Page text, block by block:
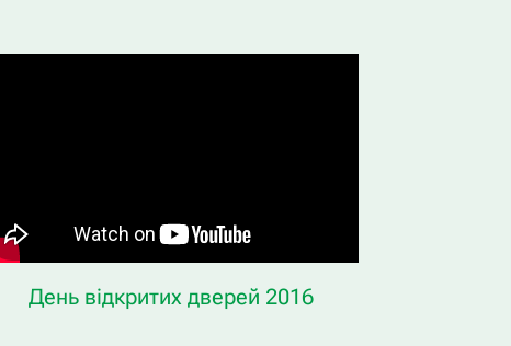
День відкритих дверей 2016